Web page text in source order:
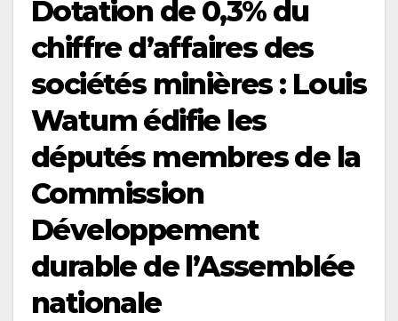
Dotation de 0,3% du
chiffre d’affaires des
sociétés minières : Louis
Watum édifie les
députés membres de la
Commission
Développement
durable de l’Assemblée
nationale